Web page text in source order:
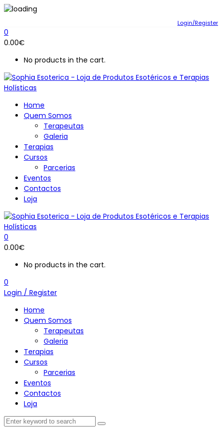
Login/Register
0
0.00€
No products in the cart.
Home
Quem Somos
Terapeutas
Galeria
Terapias
Cursos
Parcerias
Eventos
Contactos
Loja
0
0.00€
No products in the cart.
0
Login / Register
Home
Quem Somos
Terapeutas
Galeria
Terapias
Cursos
Parcerias
Eventos
Contactos
Loja